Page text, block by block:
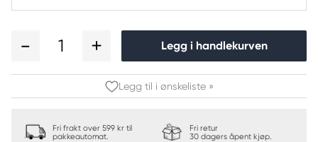
1 Legg i handlekurven
Legg til i ønskeliste »
Fri frakt over 599 kr til
pakkeautomat.
Fri retur
30 dagers åpent kjøp.